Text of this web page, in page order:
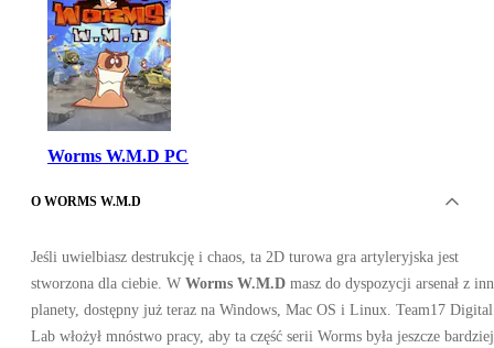
Worms W.M.D PC
O WORMS W.M.D
Jeśli uwielbiasz destrukcję i chaos, ta 2D turowa gra artyleryjska jest
stworzona dla ciebie. W Worms W.M.D masz do dyspozycji arsenał z
planety, dostępny już teraz na Windows, Mac OS i Linux. Team17 Digital
Lab włożył mnóstwo pracy, aby ta część serii Worms była jeszcze bardziej